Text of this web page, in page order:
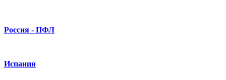
Россия - ПФЛ
Испания